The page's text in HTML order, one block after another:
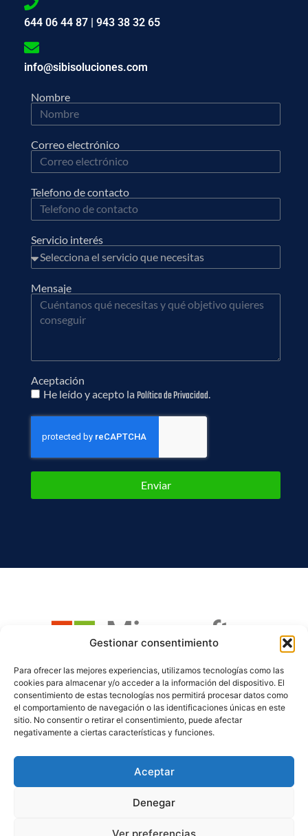
Gestionar consentimiento
Para ofrecer las mejores experiencias, utilizamos tecnologías como las
cookies para almacenar y/o acceder a la información del dispositivo. El
consentimiento de estas tecnologías nos permitirá procesar datos como
el comportamiento de navegación o las identificaciones únicas en este
sitio. No consentir o retirar el consentimiento, puede afectar
negativamente a ciertas características y funciones.
Aceptar
Denegar
Ver preferencias
644 06 44 87 | 943 38 32 65
info@sibisoluciones.com
Nombre
Correo electrónico
Telefono de contacto
Servicio interés
Mensaje
Aceptación
He leído y acepto laPolítica de Privacidad.
Enviar
ACOMPAÑAMOS A TU EMPRESA CON SOLUCIONES FIABLES,
© 2026 SIBI